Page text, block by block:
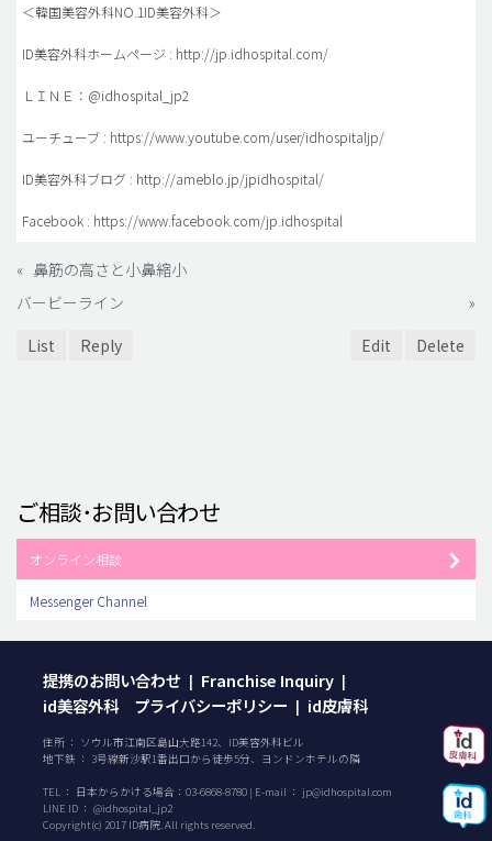
＜韓国美容外科NO.1ID美容外科＞
ID美容外科ホームページ : http://jp.idhospital.com/
ＬＩＮＥ：@idhospital_jp2
ユーチューブ : https://www.youtube.com/user/idhospitaljp/
ID美容外科ブログ : http://ameblo.jp/jpidhospital/
Facebook : https://www.facebook.com/jp.idhospital
« 鼻筋の高さと小鼻縮小
バービーライン
»
List
Reply Edit Delete
ご相談･お問い合わせ
オンライン相談
Messenger Channel
提携のお問い合わせ | Franchise Inquiry |
id美容外科 プライバシーポリシー | id皮膚科
住所 ： ソウル市江南区島山大路142、ID美容外科ビル
地下鉄 ： 3号線新沙駅1番出口から徒歩5分、ヨンドンホテルの隣
TEL ： 日本からかける場合： 03-6868-8780 | E-mail ： jp@idhospital.com
LINE ID ： @idhospital_jp2
Copyright(c) 2017 ID病院. All rights reserved.